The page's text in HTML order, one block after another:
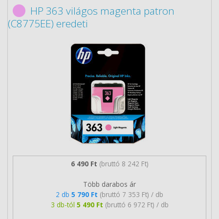
HP 363 világos magenta patron
(C8775EE) eredeti
6 490 Ft (bruttó 8 242 Ft)
Több darabos ár
2 db 5 790 Ft (bruttó 7 353 Ft) / db
3 db-tól 5 490 Ft (bruttó 6 972 Ft) / db